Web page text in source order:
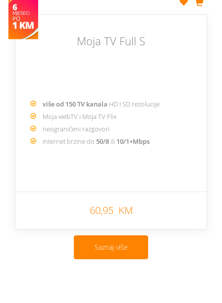
Moja TV Full S
više od 150 TV kanala HD i SD rezolucije
Moja webTV i Moja TV Flix
neograničeni razgovori
internet brzine do 50/8 ili 10/1+Mbps
60,95 KM
Saznaj više